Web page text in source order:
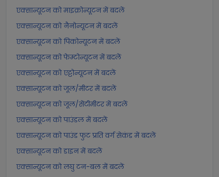
एक्सान्यूटन को माइक्रोन्यूटन में बदलें
एक्सान्यूटन को नैनोन्यूटन में बदलें
एक्सान्यूटन को पिकोन्यूटन में बदलें
एक्सान्यूटन को फेम्टोन्यूटन में बदलें
एक्सान्यूटन को एट्टोन्यूटन में बदलें
एक्सान्यूटन को जूल/मीटर में बदलें
एक्सान्यूटन को जूल/सेंटीमीटर में बदलें
एक्सान्यूटन को पाउंडल में बदलें
एक्सान्यूटन को पाउंड फुट प्रति वर्ग सेकंड में बदलें
एक्सान्यूटन को डाइन में बदलें
एक्सान्यूटन को लघु टन-बल में बदलें